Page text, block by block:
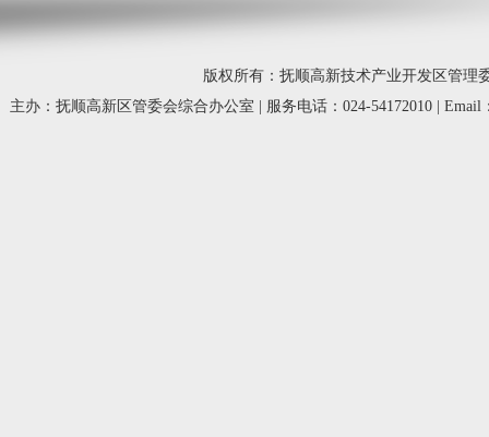
版权所有：抚顺高新技术产业开发区管理
主办：抚顺高新区管委会综合办公室 | 服务电话：024-54172010 | Email